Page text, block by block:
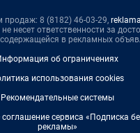
продаж: 8 (8182) 46-03-29,
несет ответственности за
в рекламных
об ограничениях
использования cookies
Рекомендательные системы
сервиса «Подписка
рекламы»